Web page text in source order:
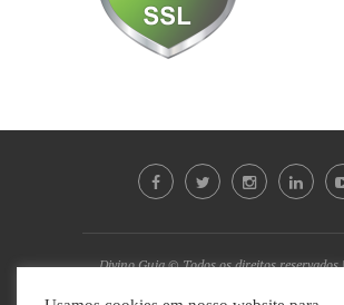
Divino Guia © Todos os direitos reservados